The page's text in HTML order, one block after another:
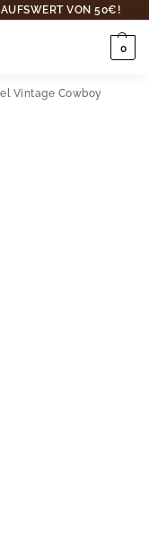
VON 50€!
0
Vintage Cowboy